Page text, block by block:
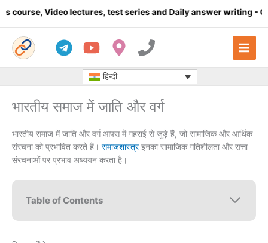
lectures, test series and Daily answer writing- Click here
हिन्दी
भारतीय समाज में जाति और वर्ग
भारतीय समाज में जाति और वर्ग आपस में गहराई से जुड़े हैं, जो सामाजिक और आर्थिक
संरचना को प्रभावित करते हैं। समाजशास्त्रइनका सामाजिक गतिशीलता और सत्ता
संरचनाओं पर प्रभाव अध्ययन करता है।
Table of Contents